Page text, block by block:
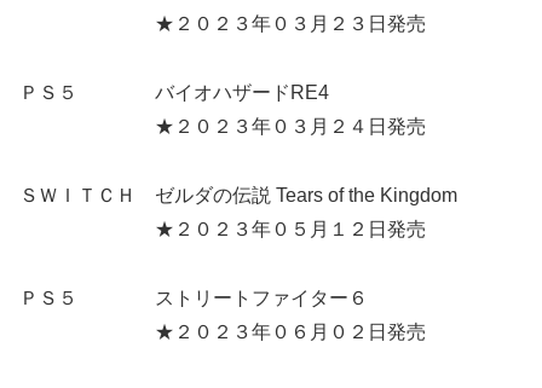
★２０２３年０３月２３日発売
ＰＳ５ バイオハザードRE4
★２０２３年０３月２４日発売
ＳＷＩＴＣＨ ゼルダの伝説 Tears of the Kingdom
★２０２３年０５月１２日発売
ＰＳ５ ストリートファイター６
★２０２３年０６月０２日発売